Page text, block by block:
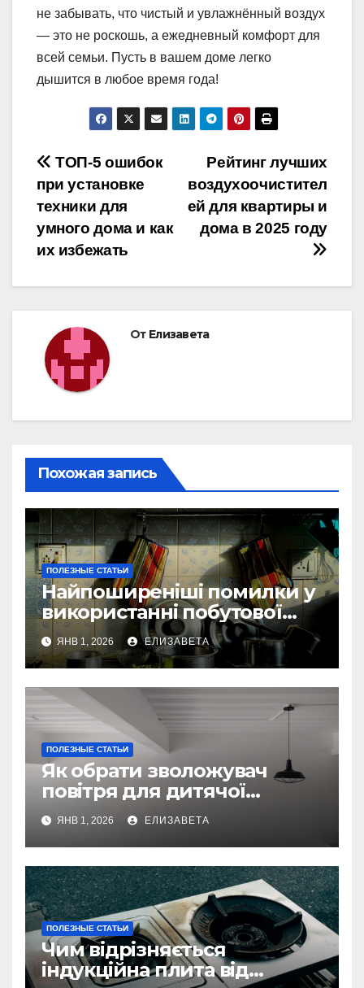
не забывать, что чистый и увлажнённый воздух
— это не роскошь, а ежедневный комфорт для
всей семьи. Пусть в вашем доме легко
дышится в любое время года!
Навигация
по
записям
Рейтинг лучших
воздухоочистител
ей для квартиры и
дома в 2025 году
ТОП-5 ошибок
при установке
техники для
умного дома и как
их избежать
От Елизавета
Похожая запись
ПОЛЕЗНЫЕ СТАТЬИ
Найпоширеніші помилки у
використанні побутової
техніки — та як їх уникнути
ЯНВ 1, 2026 ЕЛИЗАВЕТА
ПОЛЕЗНЫЕ СТАТЬИ
Як обрати зволожувач
повітря для дитячої
кімнати
ЯНВ 1, 2026 ЕЛИЗАВЕТА
ПОЛЕЗНЫЕ СТАТЬИ
Чим відрізняється
індукційна плита від